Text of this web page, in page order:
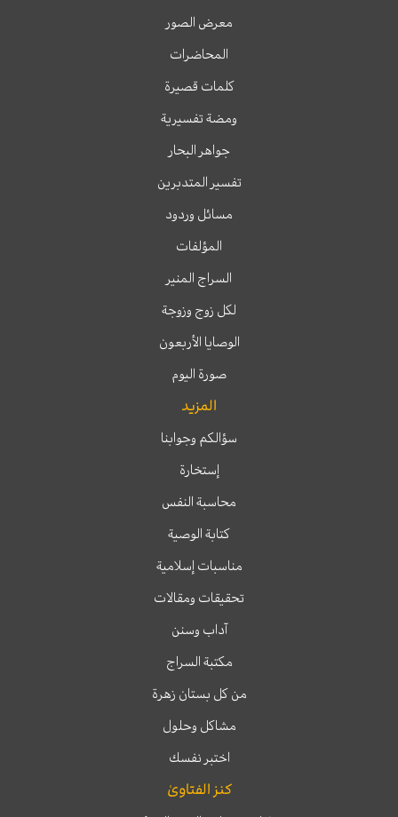
معرض الصور
المحاضرات
كلمات قصيرة
ومضة تفسيرية
جواهر البحار
تفسير المتدبرين
مسائل وردود
المؤلفات
السراج المنير
لكل زوج وزوجة
الوصايا الأربعون
صورة اليوم
المزيد
سؤالكم وجوابنا
إستخارة
محاسبة النفس
كتابة الوصية
مناسبات إسلامية
تحقيقات ومقالات
آداب وسنن
مكتبة السراج
من كل بستان زهرة
مشاكل وحلول
اختبر نفسك
كنز الفتاوىٰ